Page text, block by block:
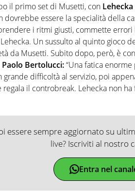
il primo set di Musetti, con
dovrebbe essere la specialità della
i ritmi giusti, commette errori
Un sussulto al quinto gioco
da Musetti. Subito dopo, però, è
Bertolucci:“Una fatica enorme
grande difficoltà al servizio, poi
regala il controbreak. Lehecka non
essere sempre aggiornato su
live? Iscriviti al nostro
Entra nel